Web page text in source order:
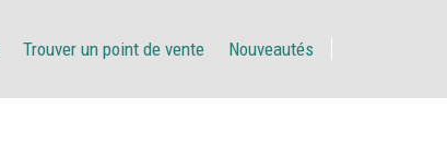
Trouver un point de vente Nouveautés